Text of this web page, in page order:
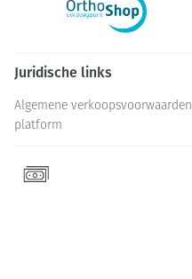
Juridische links
Algemene verkoopsvoorwaarden
platform